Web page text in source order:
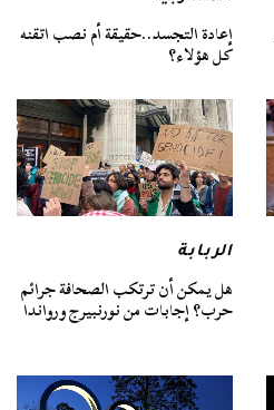
إعادة التجسد..حقيقة أم نصب اتقنه
كل هؤلاء؟
الربابة
هل يمكن أن ترتكب الصحافة جرائم
حرب؟ إجابات من نورنبيرج ورواندا